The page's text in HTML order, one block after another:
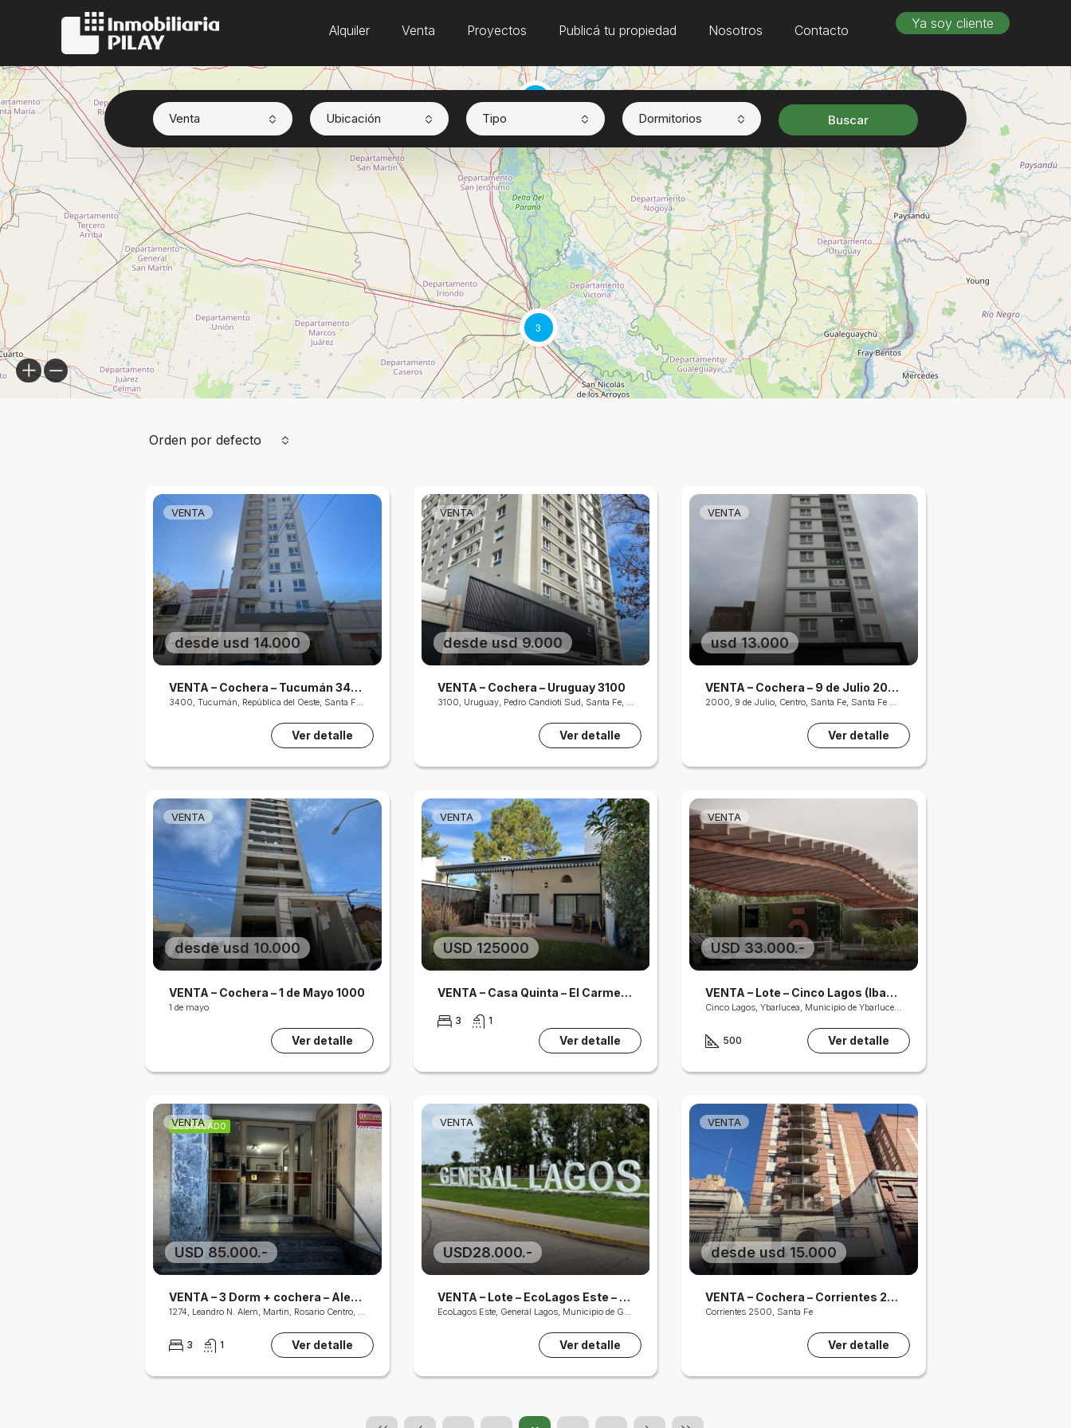
Alquiler Venta Proyectos Publicá tu propiedad Nosotros Contacto Ya soy cliente
Venta Ubicación Tipo Dormitorios Buscar
3
6
Orden por defecto
VENTA
desde usd 14.000
VENTA – Cochera – Tucumán 3400
3400, Tucumán, República del Oeste, Santa Fe, Santa Fe Capital, Departamento La Capital, Santa Fe, S3000, Argentina
Ver detalle
VENTA
desde usd 9.000
VENTA – Cochera – Uruguay 3100
3100, Uruguay, Pedro Candioti Sud, Santa Fe, Santa Fe Capital, Departamento La Capital, Santa Fe, S3000, Argentina
Ver detalle
VENTA
usd 13.000
VENTA – Cochera – 9 de Julio 2000
2000, 9 de Julio, Centro, Santa Fe, Santa Fe Capital, Departamento La Capital, Santa Fe, S3000, Argentina
Ver detalle
VENTA
desde usd 10.000
VENTA – Cochera – 1 de Mayo 1000
1 de mayo
Ver detalle
VENTA
USD 125000
VENTA – Casa Quinta – El Carmen Arroyo Leyes
3 1
Ver detalle
VENTA
USD 33.000.-
VENTA – Lote – Cinco Lagos (Ibarlucea)
500 Ver detalle
DESTACADO
VENTA
USD 85.000.-
VENTA – 3 Dorm + cochera – Alem 1274
1274, Leandro N. Alem, Martin, Rosario Centro, Distrito Centro, Rosario, Municipio de Rosario, Gran Rosario, Departamento Rosario, Santa Fe, S2000, Argentina
3 1 Ver detalle
VENTA
USD28.000.-
VENTA – Lote – EcoLagos Este – 300mts2
EcoLagos Este, General Lagos, Municipio de General Lagos, Gran Rosario, Departamento Rosario, Santa Fe, Argentina
Ver detalle
VENTA
desde usd 15.000
VENTA – Cochera – Corrientes 2500
Corrientes 2500, Santa Fe
Ver detalle